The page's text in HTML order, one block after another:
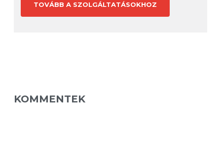
TOVÁBB A SZOLGÁLTATÁSOKHOZ
KOMMENTEK